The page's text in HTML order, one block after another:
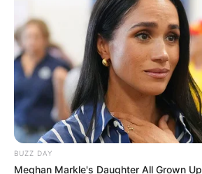
Η Εξέγερση των Φωτεινών
Όντων Κατά Ερπετοειδών
Ανοιχτή επιστολή προς τον
Πρόεδρο της Τουρκικής
ΕΙΝΑΙ
BUZZ DAY
Meghan Markle's Daughter All Grown